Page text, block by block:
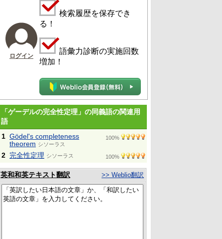
ログイン
検索履歴を保存でき
る！
語彙力診断の実施回数
増加！
「ゲーデルの完全性定理」の同義語の関連用
語
1 Gödel's completeness
theorem シソーラス
100%
2 完全性定理 シソーラス 100%
英和和英テキスト翻訳 >> Weblio翻訳